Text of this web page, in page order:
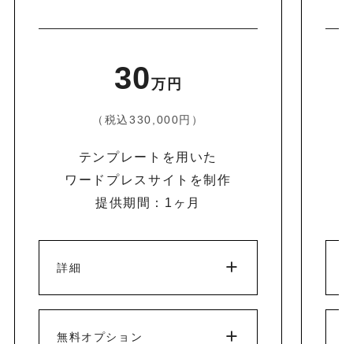
30万円
（税込330,000円）
テンプレートを用いた
ワードプレスサイトを制作
提供期間：1ヶ月
詳細
無料オプション